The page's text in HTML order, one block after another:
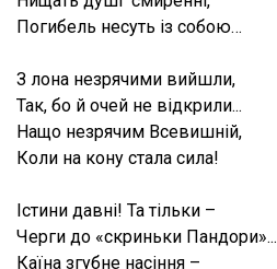
Погибель несуть із собою…
З лона незрячими вийшли,
Так, бо й очей не відкрили...
Нащо незрячим Всевишній,
Коли на кону стала сила!
Істини давні! Та тільки –
Черги до «скриньки Пандори»...
Каїна згубне насіння –